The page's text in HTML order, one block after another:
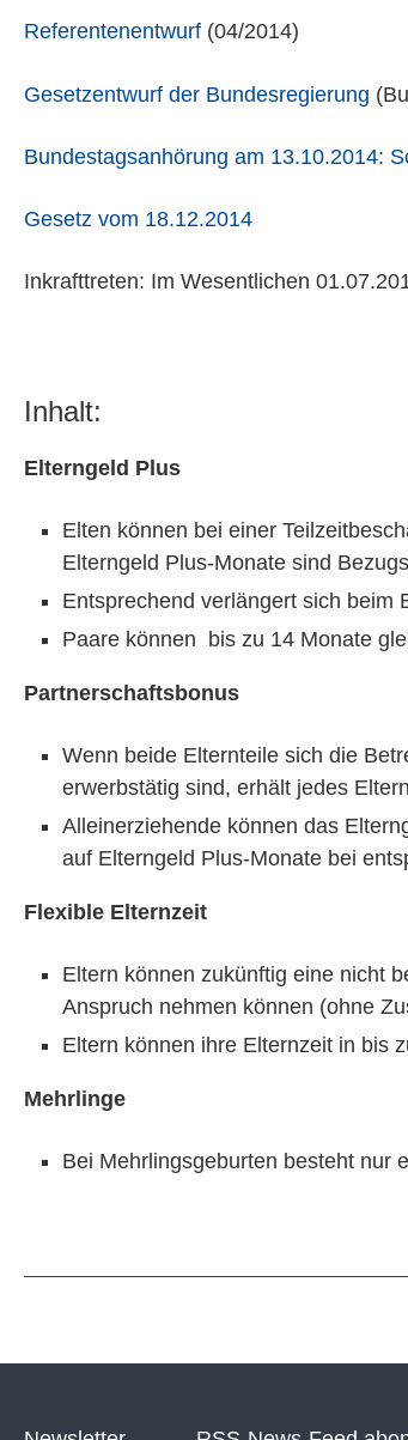
Referentenentwurf (04/2014)
Gesetzentwurf der Bundesregierung
Bundestagsanhörung am 13.10.2014:
Gesetz vom 18.12.2014
Inkrafttreten: Im Wesentlichen
Inhalt:
Elterngeld Plus
Elten können bei einer
Elterngeld Plus-Monate sind
Entsprechend verlängert sich beim
Paare können bis zu 14 Monate
Partnerschaftsbonus
Wenn beide Elternteile sich die
erwerbstätig sind, erhält jedes
Alleinerziehende können das
auf Elterngeld Plus-Monate bei
Flexible Elternzeit
Eltern können zukünftig eine nicht
Anspruch nehmen können (ohne
Eltern können ihre Elternzeit in bis
Mehrlinge
Bei Mehrlingsgeburten besteht nur